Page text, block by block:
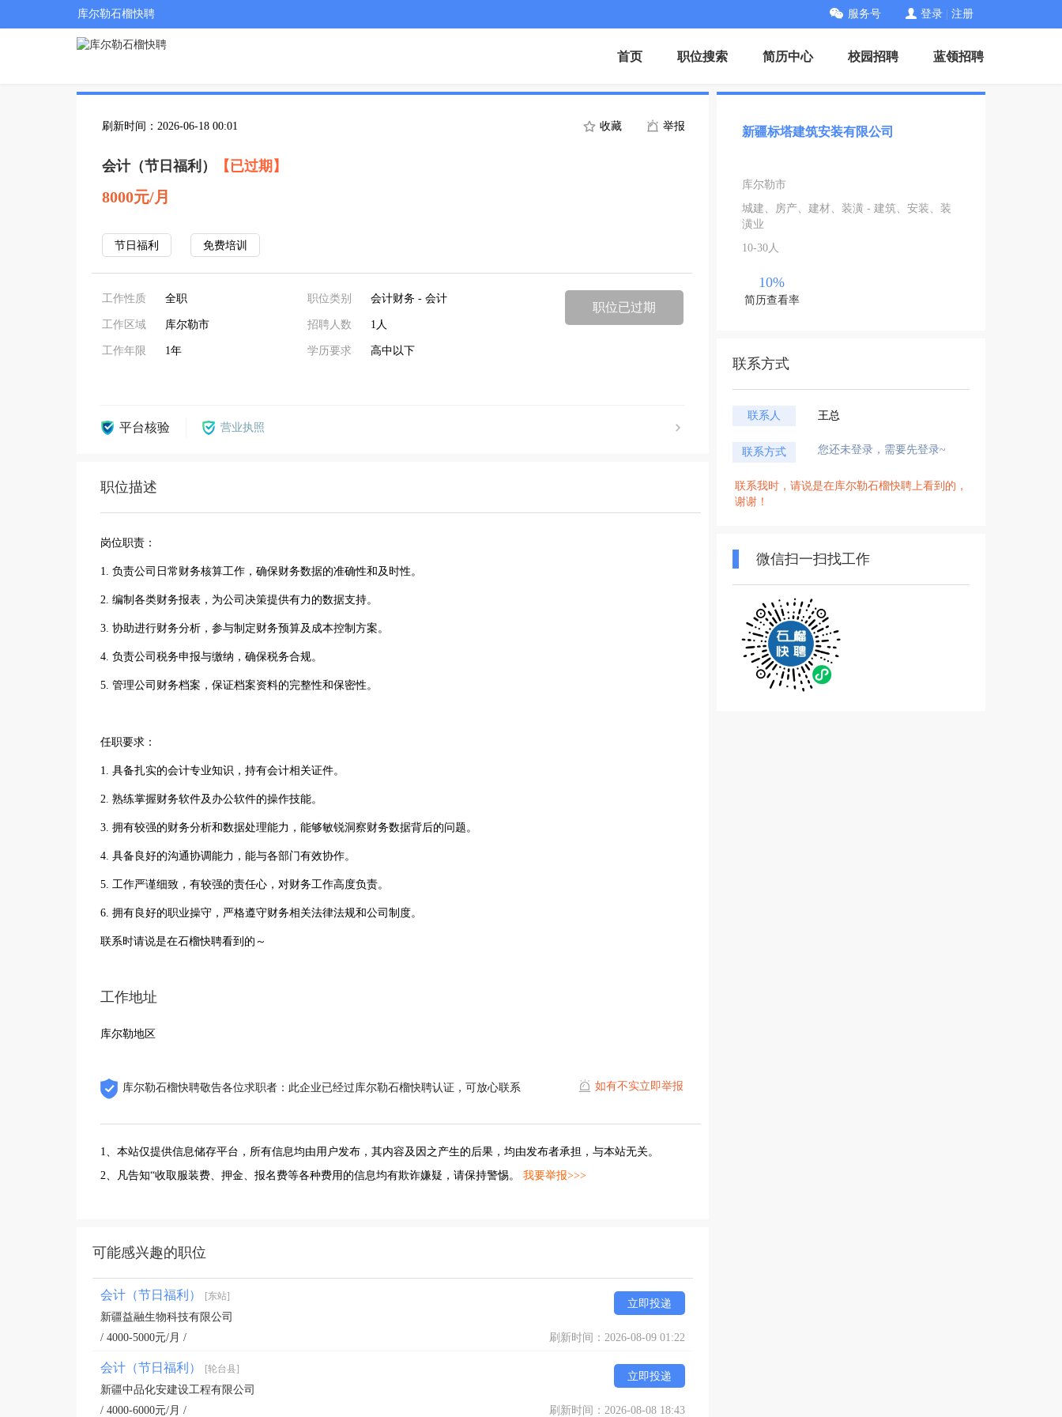
库尔勒石榴快聘 服务号 登录 注册
首页 职位搜索 简历中心 校园招聘 蓝领招聘
刷新时间：2026-06-18 00:01 收藏 举报
会计（节日福利） 【已过期】
8000元/月
节日福利 免费培训
工作性质 全职
工作区域 库尔勒市
工作年限 1年
职位类别 会计财务 - 会计
招聘人数 1人
学历要求 高中以下
职位已过期
平台核验 营业执照
职位描述
岗位职责：
1. 负责公司日常财务核算工作，确保财务数据的准确性和及时性。
2. 编制各类财务报表，为公司决策提供有力的数据支持。
3. 协助进行财务分析，参与制定财务预算及成本控制方案。
4. 负责公司税务申报与缴纳，确保税务合规。
5. 管理公司财务档案，保证档案资料的完整性和保密性。
任职要求：
1. 具备扎实的会计专业知识，持有会计相关证件。
2. 熟练掌握财务软件及办公软件的操作技能。
3. 拥有较强的财务分析和数据处理能力，能够敏锐洞察财务数据背后的问题。
4. 具备良好的沟通协调能力，能与各部门有效协作。
5. 工作严谨细致，有较强的责任心，对财务工作高度负责。
6. 拥有良好的职业操守，严格遵守财务相关法律法规和公司制度。
联系时请说是在石榴快聘看到的～
工作地址
库尔勒地区
库尔勒石榴快聘敬告各位求职者：此企业已经过库尔勒石榴快聘认证，可放心联系 如有不实立即举报
1、本站仅提供信息储存平台，所有信息均由用户发布，其内容及因之产生的后果，均由发布者承担，与本站无关。
2、凡告知“收取服装费、押金、报名费等各种费用的信息均有欺诈嫌疑，请保持警惕。 我要举报>>>
可能感兴趣的职位
会计（节日福利） [东站]
立即投递
新疆益融生物科技有限公司
/ 4000-5000元/月 /
刷新时间：2026-08-09 01:22
会计（节日福利） [轮台县]
立即投递
新疆中品化安建设工程有限公司
/ 4000-6000元/月 /
刷新时间：2026-08-08 18:43
新疆标塔建筑安装有限公司
库尔勒市
城建、房产、建材、装潢 - 建筑、安装、装
潢业
10-30人
10%
简历查看率
联系方式
联系人 王总
联系方式 您还未登录，需要先登录~
联系我时，请说是在库尔勒石榴快聘上看到的，
谢谢！
微信扫一扫找工作